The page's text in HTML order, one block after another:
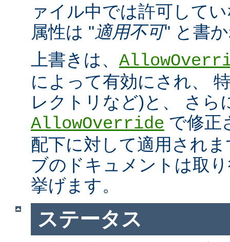
ァイル中では許可して
属性は "適用不可" と書
上書きは、
によって有効にされ、
レクトリなど)と、 さら
AllowOverride で修正
配下に対して適用され
ブのドキュメントは取
挙げます。
ステータス